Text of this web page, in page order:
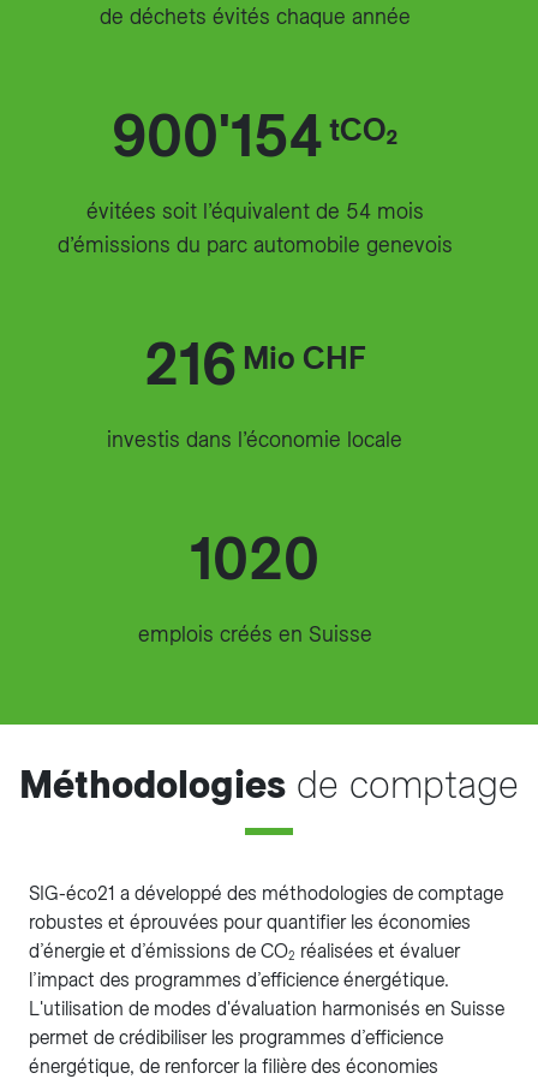
de déchets évités chaque année
900'154tCO₂
évitées soit l’équivalent de 54 mois
d’émissions du parc automobile genevois
216Mio CHF
investis dans l’économie locale
1020
emplois créés en Suisse
Méthodologies de comptage
SIG-éco21 a développé des méthodologies de comptage
robustes et éprouvées pour quantifier les économies
d’énergie et d’émissions de CO2 réalisées et évaluer
l’impact des programmes d’efficience énergétique.
L'utilisation de modes d'évaluation harmonisés en Suisse
permet de crédibiliser les programmes d’efficience
énergétique, de renforcer la filière des économies